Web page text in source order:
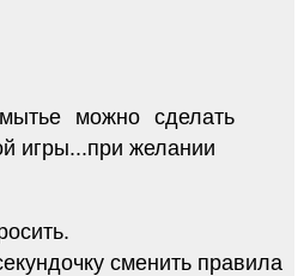
можно сделать
игры...при желании
сменить правила